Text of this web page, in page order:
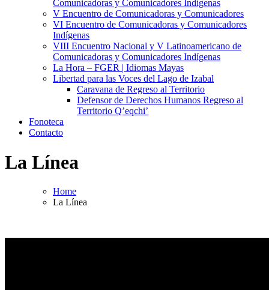
Comunicadoras y Comunicadores Indígenas
V Encuentro de Comunicadoras y Comunicadores
VI Encuentro de Comunicadoras y Comunicadores
Indígenas
VIII Encuentro Nacional y V Latinoamericano de
Comunicadoras y Comunicadores Indígenas
La Hora – FGER | Idiomas Mayas
Libertad para las Voces del Lago de Izabal
Caravana de Regreso al Territorio
Defensor de Derechos Humanos Regreso al
Territorio Q’eqchi’
Fonoteca
Contacto
La Línea
Home
La Línea